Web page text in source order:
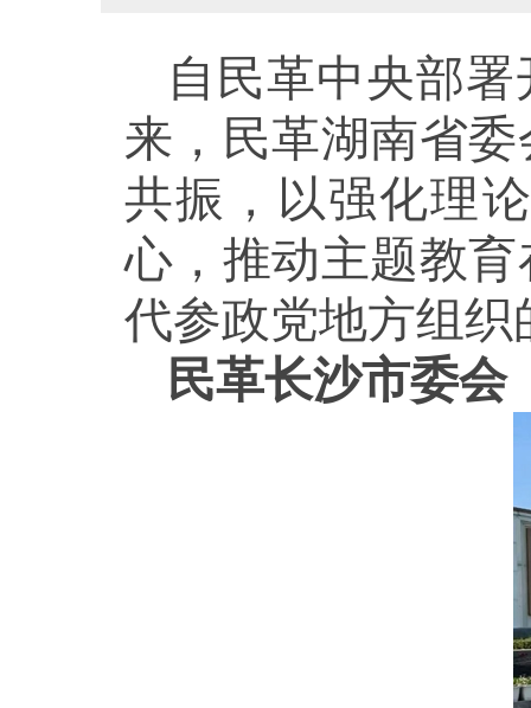
自民革中央部
来，民革湖南省
共振，以强化理
心，推动主题教
代参政党地方组
民革长沙市委会